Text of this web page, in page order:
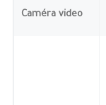
Caméra video